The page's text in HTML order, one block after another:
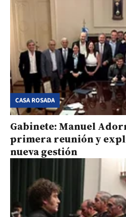
CASA ROSADA
Gabinete: Manuel
primera reunión y
nueva gestión